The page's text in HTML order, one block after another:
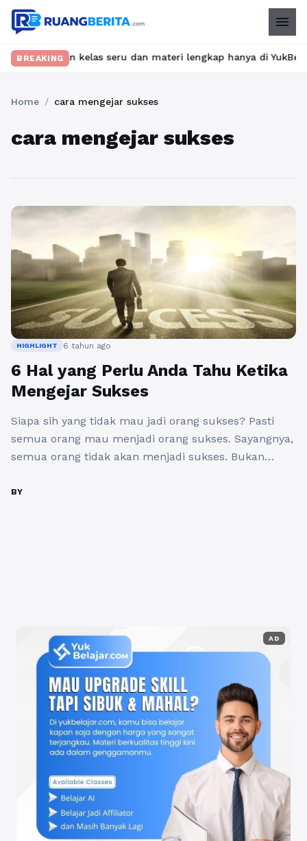
menu
BREAKING
kelas seru dan materi lengkap hanya di
Home / cara mengejar sukses
cara mengejar sukses
HIGHLIGHT 6 tahun ago
6 Hal yang Perlu Anda Tahu Ketika
Mengejar Sukses
Siapa sih yang tidak mau jadi orang sukses? Pasti
semua orang mau menjadi orang sukses. Sayangnya,
semua orang tidak akan menjadi sukses. Bukan
sukses, tetapi karena mereka tidak memiliki apa
BY
AD